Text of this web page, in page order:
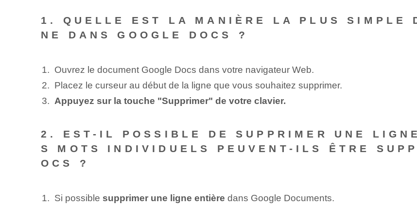
1. QUELLE EST LA MANIÈRE LA PLUS SIMPLE
NE DANS GOOGLE DOCS ?
Ouvrez le document Google Docs dans votre navigateur Web.
Placez le curseur au début de la ligne que vous souhaitez supprimer.
Appuyez sur la touche "Supprimer" de votre clavier.
2. EST-IL POSSIBLE DE SUPPRIMER UNE
S MOTS INDIVIDUELS PEUVENT-ILS ÊTRE
OCS ?
Si possible supprimer une ligne entière dans Google Documents.